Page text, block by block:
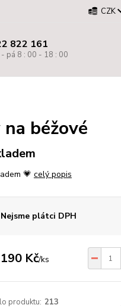
CZK
822 161
- pá 8 : 00 - 18 : 00
béžové
💗 celý popis
Nejsme plátci DPH
190 Kč/ks
produktu: 213